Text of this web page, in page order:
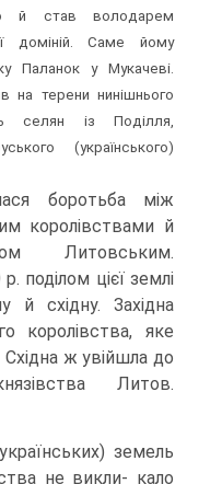
й став володарем
доміній. Саме йому
Паланок у Мукачеві.
на терени нинішнього
селян із Поділля,
(україн­ського)
боротьба між
королівствами й
Литовським.
поділом цієї землі
й східну. Західна
королівства, яке
Східна ж увійшла до
Литов.
земель
не викли- кало